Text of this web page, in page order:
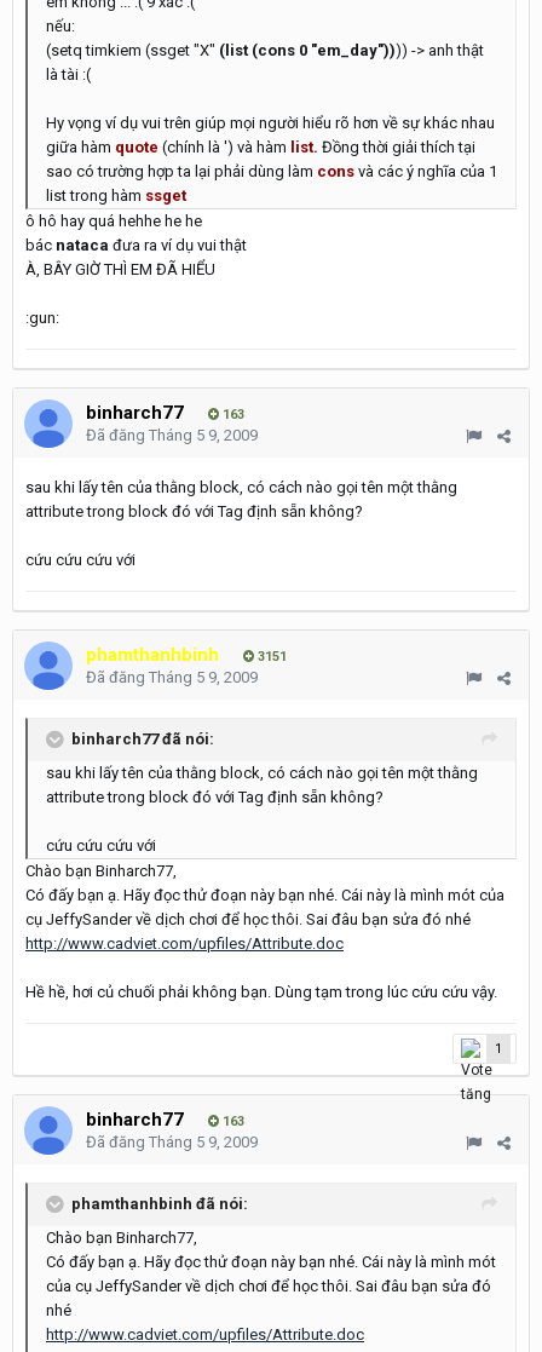
nếu:
(setq timkiem (ssget "X" (list (cons 0 "em_day")))) -> anh thật
là tài :(
Hy vọng ví dụ vui trên giúp mọi người hiểu rõ hơn về sự khác nhau
giữa hàm quote (chính là ') và hàm list. Đồng thời giải thích tại
sao có trường hợp ta lại phải dùng làm cons và các ý nghĩa của 1
list trong hàm ssget
ô hô hay quá hehhe he he
bác nataca đưa ra ví dụ vui thật
À, BÂY GIỜ THÌ EM ĐÃ HIỂU
:gun:
binharch77 163
Đã đăng Tháng 5 9, 2009
sau khi lấy tên của thằng block, có cách nào gọi tên một thằng
attribute trong block đó với Tag định sẵn không?
cứu cứu cứu với
phamthanhbinh 3151
Đã đăng Tháng 5 9, 2009
binharch77 đã nói:
sau khi lấy tên của thằng block, có cách nào gọi tên một thằng
attribute trong block đó với Tag định sẵn không?
cứu cứu cứu với
Chào bạn Binharch77,
Có đấy bạn ạ. Hãy đọc thử đoạn này bạn nhé. Cái này là mình mót của
cụ JeffySander về dịch chơi để học thôi. Sai đâu bạn sửa đó nhé
http://www.cadviet.com/upfiles/Attribute.doc
Hề hề, hơi củ chuối phải không bạn. Dùng tạm trong lúc cứu cứu vậy.
1
binharch77 163
Đã đăng Tháng 5 9, 2009
phamthanhbinh đã nói:
Chào bạn Binharch77,
Có đấy bạn ạ. Hãy đọc thử đoạn này bạn nhé. Cái này là mình mót
của cụ JeffySander về dịch chơi để học thôi. Sai đâu bạn sửa đó
nhé
http://www.cadviet.com/upfiles/Attribute.doc